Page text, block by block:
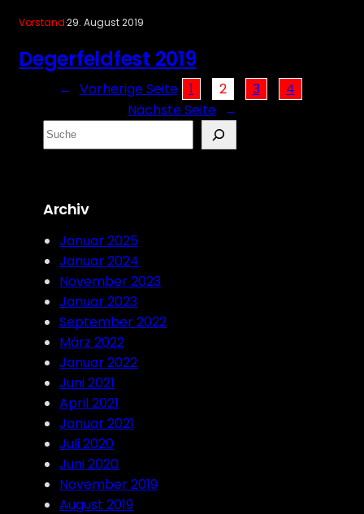
Vorstand·29. August 2019
Degerfeldfest 2019
← Vorherige Seite 1 2 3
4
Nächste Seite →
S
e
c
Archiv
Januar 2025
Januar 2024
November 2023
Januar 2023
September 2022
März 2022
Januar 2022
Juni 2021
April 2021
Januar 2021
Juli 2020
Juni 2020
November 2019
August 2019